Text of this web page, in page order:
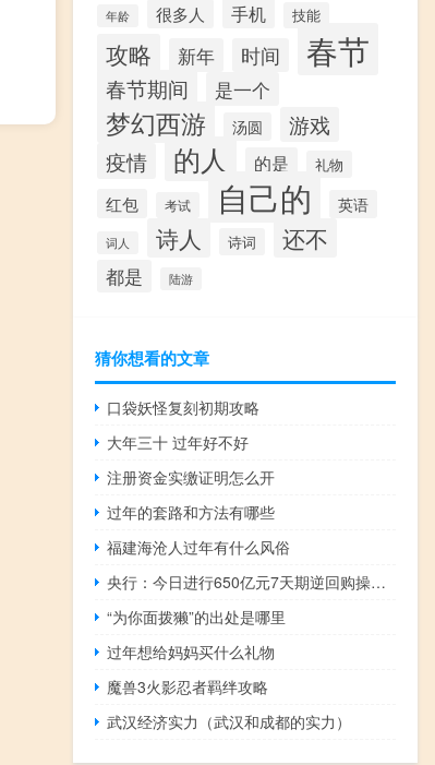
年龄 很多人 手机 技能
攻略 新年 时间 春节
春节期间 是一个
梦幻西游 汤圆 游戏
疫情 的人 的是 礼物
红包 考试 自己的 英语
词人 诗人 诗词 还不
都是 陆游
猜你想看的文章
口袋妖怪复刻初期攻略
大年三十 过年好不好
注册资金实缴证明怎么开
过年的套路和方法有哪些
福建海沧人过年有什么风俗
央行：今日进行650亿元7天期逆回购操作中标利率为1.80%与此前持平因今日有260亿元逆回购到期当日实现净投放390亿元
“为你面拨獭”的出处是哪里
过年想给妈妈买什么礼物
魔兽3火影忍者羁绊攻略
武汉经济实力（武汉和成都的实力）